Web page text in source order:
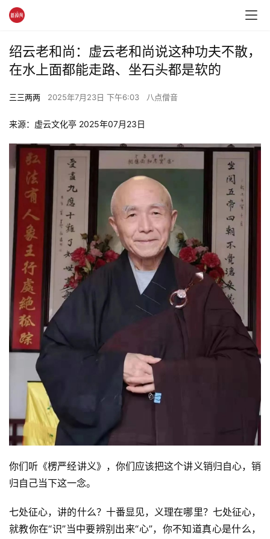
绍云老和尚：虚云老和尚说这种功夫不散，
在水上面都能走路、坐石头都是软的
三三两两 2025年7月23日 下午6:03 八点僧音
来源：虚云文化亭 2025年07月23日
你们听《楞严经讲义》，你们应该把这个讲义销归自心，销
归自己当下这一念。
七处征心，讲的什么？十番显见，义理在哪里？七处征心，
就教你在“识”当中要辨别出来“心”，你不知道真心是什么，